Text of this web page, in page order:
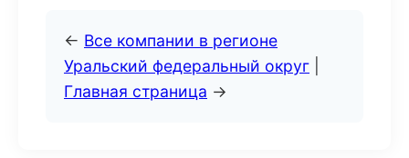
← Все компании в регионе
Уральский федеральный округ
Главная страница →